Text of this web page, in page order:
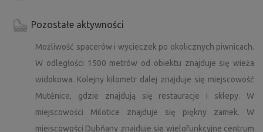
Pozostałe aktywności
Możliwość spacerów i wycieczek po okolicznych piwnicach.
W odległości 1500 metrów od obiektu znajduje się wieża
widokowa. Kolejny kilometr dalej znajduje się miejscowość
Mutěnice, gdzie znajdują się restauracje i sklepy. W
miejscowości Milotice znajduje się piękny zamek. W
miejscowości Dubňany znajduje się wielofunkcyjne centrum